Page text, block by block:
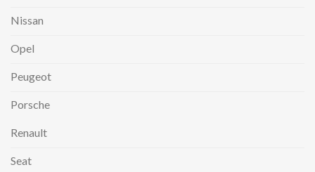
Nissan
Opel
Peugeot
Porsche
Renault
Seat